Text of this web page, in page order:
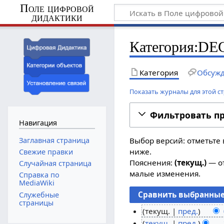
Поле цифровой
дидактики
Категория
Показать журналы для этой
Фильтровать
Выбор версий:
ниже.
Пояснения:(текущ.) —
малые изменения.
текущ. пред.
Н
Навигация
Заглавная страница
Свежие правки
Случайная страница
Справка по
MediaWiki
Служебные
страницы